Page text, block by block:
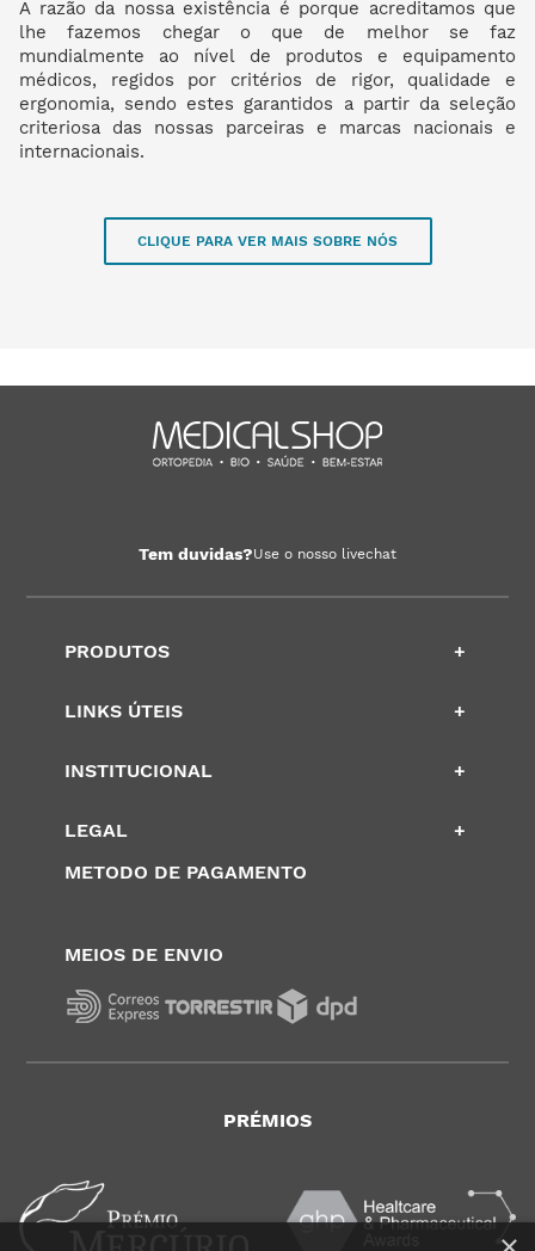
A razão da nossa existência é porque acreditamos que
lhe fazemos chegar o que de melhor se faz
mundialmente ao nível de produtos e equipamento
médicos, regidos por critérios de rigor, qualidade e
ergonomia, sendo estes garantidos a partir da seleção
criteriosa das nossas parceiras e marcas nacionais e
internacionais.
CLIQUE PARA VER MAIS SOBRE NÓS
Tem duvidas?Use o nosso livechat
PRODUTOS +
LINKS ÚTEIS +
INSTITUCIONAL +
LEGAL
+
METODO DE PAGAMENTO
MEIOS DE ENVIO
PRÉMIOS